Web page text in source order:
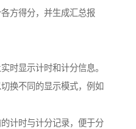
方得分，并生成汇总报
时显示计时和计分信息。
换不同的显示模式，例如
计时与计分记录，便于分